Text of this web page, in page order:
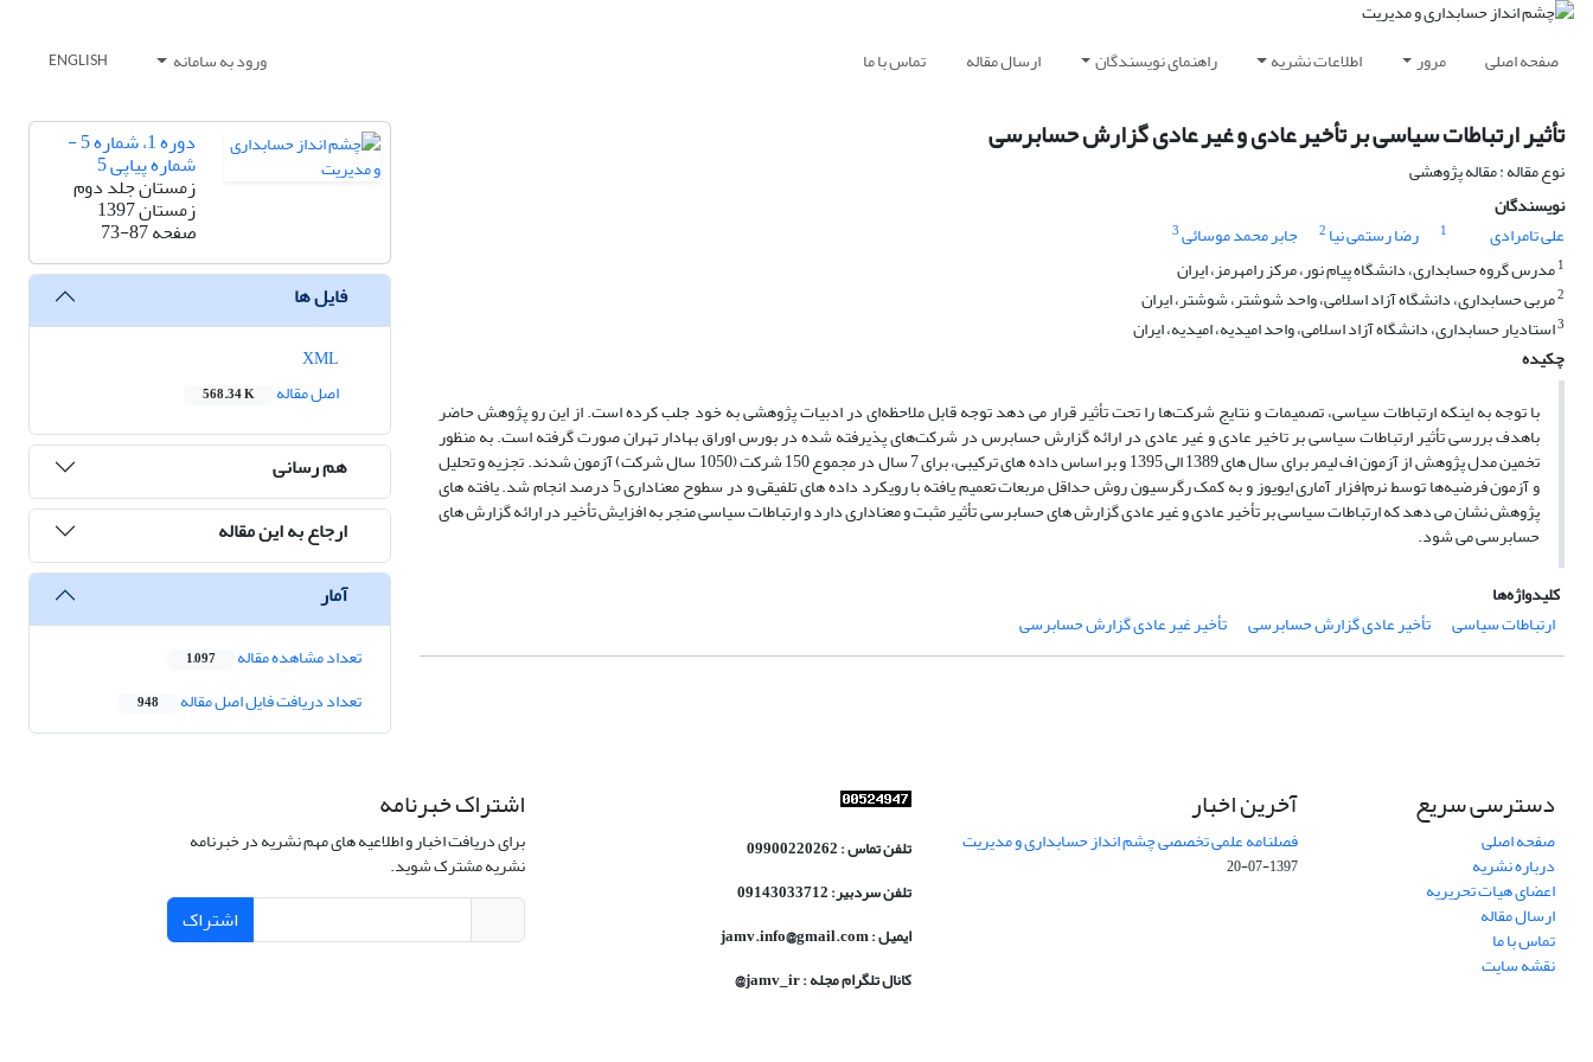
صفحه اصلی مرور اطلاعات نشریه راهنمای نویسندگان ارسال مقاله تماس با ما ورود به سامانه ENGLISH
تأثیر ارتباطات سیاسی بر تأخیر عادی و غیر عادی گزارش حسابرسی
نوع مقاله : مقاله پژوهشی
نویسندگان
علی تامرادی
1 رضا رستمی نیا 2 جابر محمد موسائی3
1مدرس گروه حسابداری، دانشگاه پیام نور، مرکز رامهرمز، ایران
2مربی حسابداری، دانشگاه آزاد اسلامی، واحد شوشتر، شوشتر، ایران
3استادیار حسابداری، دانشگاه آزاد اسلامی، واحد امیدیه، امیدیه، ایران
چکیده
با توجه به اینکه ارتباطات سیاسی، تصمیمات و نتایج شرکت‌ها را تحت تأثیر قرار می دهد توجه قابل ملاحظه‌ای در ادبیات پژوهشی به خود جلب کرده است. از این رو پژوهش حاضر
باهدف بررسی تأثیر ارتباطات سیاسی بر تاخیر عادی و غیر عادی در ارائه گزارش حسابرس در شرکت‌های پذیرفته شده در بورس اوراق بهادار تهران صورت گرفته است. به منظور
تخمین مدل پژوهش از آزمون اف لیمر برای سال های 1389 الی 1395 و بر اساس داده های ترکیبی، برای 7 سال در مجموع 150 شرکت (1050 سال شرکت) آزمون شدند. تجزیه و تحلیل
و آزمون فرضیه‌ها توسط نرم‌افزار آماری ایویوز و به کمک رگرسیون روش حداقل مربعات تعمیم یافته با رویکرد داده های تلفیقی و در سطوح معناداری 5 درصد انجام شد. یافته های
پژوهش نشان می دهد که ارتباطات سیاسی بر تأخیر عادی و غیر عادی گزارش های حسابرسی تأثیر مثبت و معناداری دارد و ارتباطات سیاسی منجر به افزایش تأخیر در ارائه گزارش های
حسابرسی می شود.
کلیدواژه‌ها
ارتباطات سیاسی
تأخیر عادی گزارش حسابرسی تأخیر غیر عادی گزارش‌ حسابرسی
دوره 1، شماره 5 -
شماره پیاپی 5
زمستان جلد دوم
زمستان 1397
صفحه73-87
فایل ها
اصل مقاله
568.34 K
هم رسانی
ارجاع به این مقاله
آمار
تعداد مشاهده مقاله 1,097
تعداد دریافت فایل اصل مقاله 948
دسترسی سریع
صفحه اصلی
درباره نشریه
اعضای هیات تحریریه
ارسال مقاله
تماس با ما
نقشه سایت
آخرین اخبار
فصلنامه علمی تخصصی چشم انداز حسابداری و مدیریت
1397-07-20
تلفن تماس : 09900220262
تلفن سردبیر: 09143033712
ایمیل : jamv.info@gmail.com
کانال تلگرام مجله : jamv_ir@
اشتراک خبرنامه
برای دریافت اخبار و اطلاعیه های مهم نشریه در خبرنامه
نشریه مشترک شوید.
اشتراک